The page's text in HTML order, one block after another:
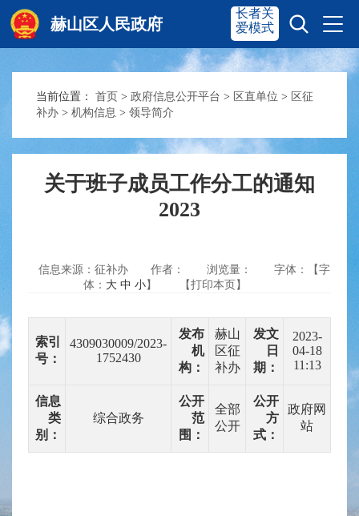
赫山区人民政府
赫山首页 奋进赫山
互动交流
长者关
爱模式
当前位置： 首页 > 政府信息公开平台 > 区直单位 > 区征
补办 > 机构信息 > 领导简介
关于班子成员工作分工的通知
2023
信息来源：征补办 作者： 浏览量：
字体：【字
体： 大 中 小】 【打印本页】
索引
号：
4309030009/2023-
1752430
发布
机
构：
赫山
区征
补办
发文
日
期：
2023-
04-18
11:13
信息
类
别：
综合政务
公开
范
围：
全部
公开
公开
方
式：
政府网
站